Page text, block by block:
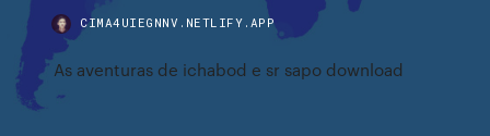
CIMA4UIEGNNV.NETLIFY.APP
As aventuras de ichabod e sr sapo download